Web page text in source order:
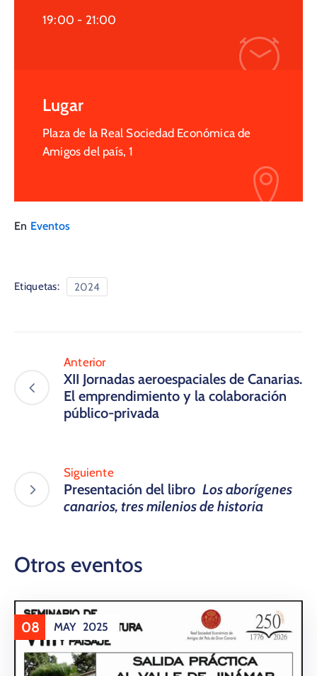
19:00 - 21:00
Lugar
Plaza de la Real Sociedad Económica de
Amigos del país, 1
En Eventos
Etiquetas: 2024
Anterior
​XII Jornadas aeroespaciales de Canarias.
El emprendimiento y la colaboración
público-privada​
Siguiente
Presentación del libro Los aborígenes
canarios, tres milenios de historia
Otros eventos
08 MAY 2025